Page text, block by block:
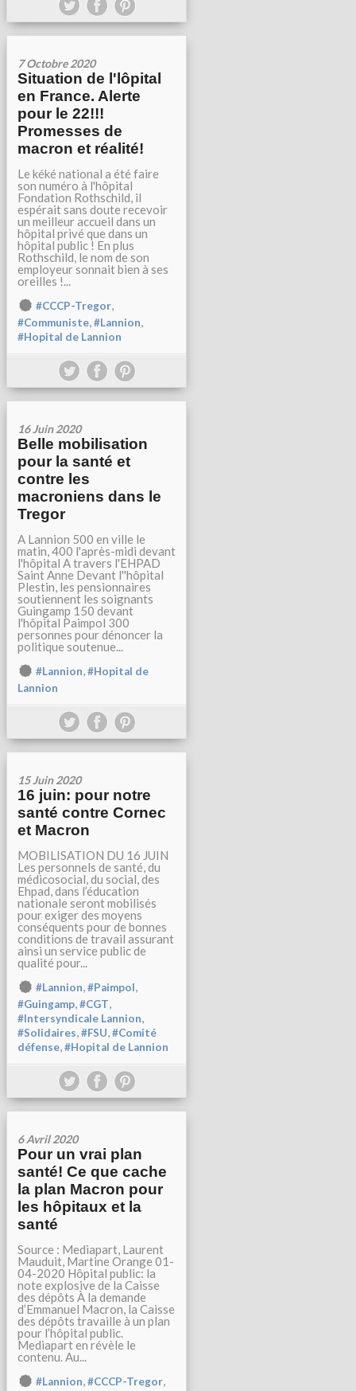
7 Octobre 2020
Situation de l'lôpital
en France. Alerte
pour le 22!!!
Promesses de
macron et réalité!
Le kéké national a été faire
son numéro à l'hôpital
Fondation Rothschild, il
espérait sans doute recevoir
un meilleur accueil dans un
hôpital privé que dans un
hôpital public ! En plus
Rothschild, le nom de son
employeur sonnait bien à ses
oreilles !...
#CCCP-Tregor,
#Communiste,#Lannion,
#Hopital de Lannion
16 Juin 2020
Belle mobilisation
pour la santé et
contre les
macroniens dans le
Tregor
A Lannion 500 en ville le
matin, 400 l'après-midi devant
l'hôpital A travers l'EHPAD
Saint Anne Devant l''hôpital
Plestin, les pensionnaires
soutiennent les soignants
Guingamp 150 devant
l'hôpital Paimpol 300
personnes pour dénoncer la
politique soutenue...
#Lannion,#Hopital de
Lannion
15 Juin 2020
16 juin: pour notre
santé contre Cornec
et Macron
MOBILISATION DU 16 JUIN
Les personnels de santé, du
médicosocial, du social, des
Ehpad, dans l’éducation
nationale seront mobilisés
pour exiger des moyens
conséquents pour de bonnes
conditions de travail assurant
ainsi un service public de
qualité pour...
#Lannion,#Paimpol,
#Guingamp,#CGT,
#Intersyndicale Lannion,
#Solidaires,#FSU,#Comité
défense,#Hopital de Lannion
6 Avril 2020
Pour un vrai plan
santé! Ce que cache
la plan Macron pour
les hôpitaux et la
santé
Source : Mediapart, Laurent
Mauduit, Martine Orange 01-
04-2020 Hôpital public: la
note explosive de la Caisse
des dépôts À la demande
d’Emmanuel Macron, la Caisse
des dépôts travaille à un plan
pour l’hôpital public.
Mediapart en révèle le
contenu. Au...
#Lannion,#CCCP-Tregor,